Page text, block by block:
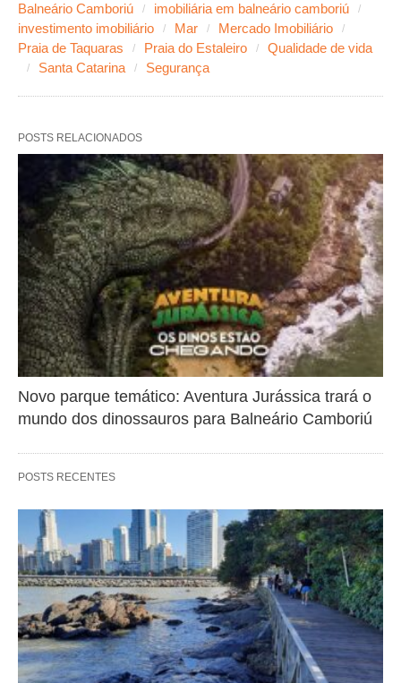
Balneário Camboriú
imobiliária em balneário camboriú
investimento imobiliário
Mar
Mercado Imobiliário
Praia de Taquaras
Praia do Estaleiro
Qualidade de vida
Santa Catarina
Segurança
POSTS RELACIONADOS
Novo parque temático: Aventura Jurássica trará o
mundo dos dinossauros para Balneário Camboriú
POSTS RECENTES